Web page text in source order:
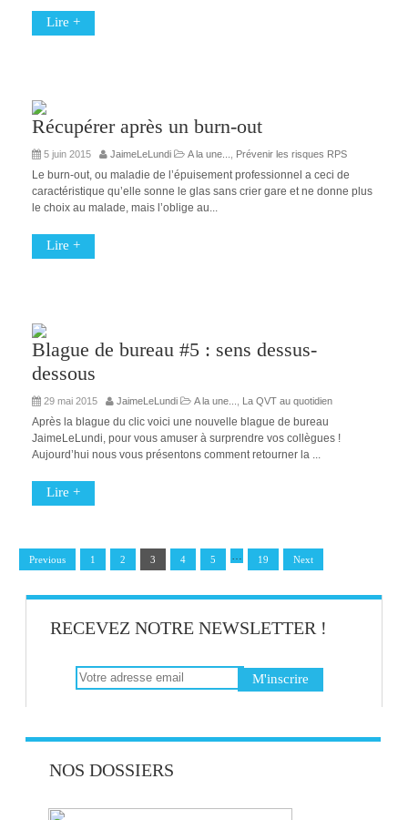
Lire +
Récupérer après un burn-out
5 juin 2015 JaimeLeLundi A la une... Prévenir les risques RPS
Le burn-out, ou maladie de l’épuisement professionnel a ceci de
caractéristique qu’elle sonne le glas sans crier gare et ne donne plus
le choix au malade, mais l’oblige au...
Lire +
Blague de bureau #5 : sens dessus-
dessous
29 mai 2015 JaimeLeLundi A la une... La QVT au quotidien
Après la blague du clic voici une nouvelle blague de bureau
JaimeLeLundi, pour vous amuser à surprendre vos collègues !
Aujourd’hui nous vous présentons comment retourner la ...
Lire +
Previous 1 2 3 4 5 … 19 Next
RECEVEZ NOTRE NEWSLETTER !
NOS DOSSIERS